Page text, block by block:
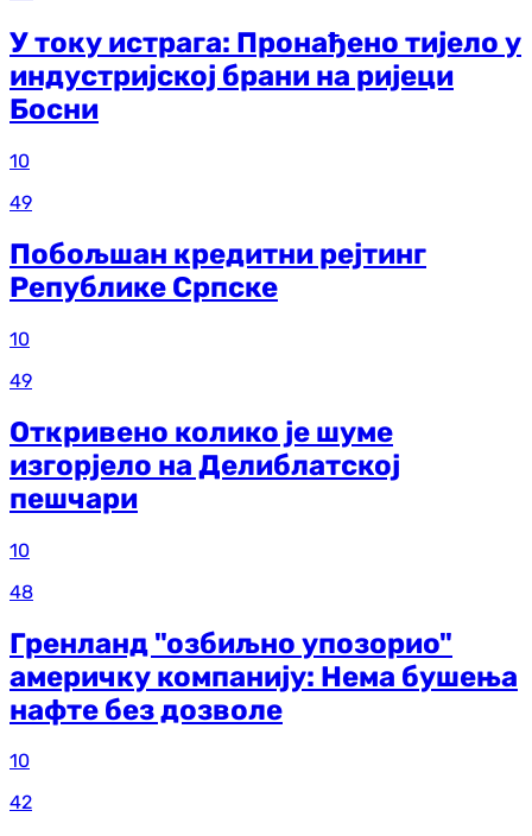
У току истрага: Пронађено тијело у
индустријској брани на ријеци
Босни
10
49
Побољшан кредитни рејтинг
Републике Српске
10
49
Откривено колико је шуме
изгорјело на Делиблатској
пешчари
10
48
Гренланд "озбиљно упозорио"
америчку компанију: Нема бушења
нафте без дозволе
10
42